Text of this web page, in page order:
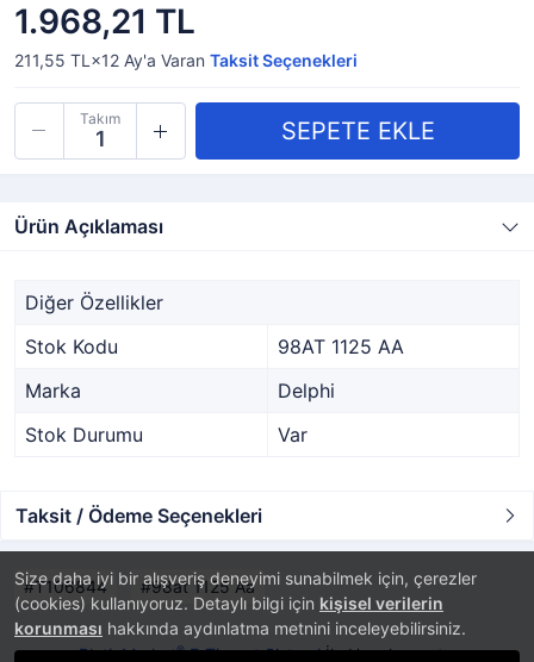
Size daha iyi bir alışveriş deneyimi sunabilmek için, çerezler
(cookies) kullanıyoruz. Detaylı bilgi için kişisel verilerin
korunması hakkında aydınlatma metnini inceleyebilirsiniz.
1.968,21 TL
211,55 TL×12 Ay'a Varan Taksit Seçenekleri
Takım
Ürün Açıklaması
Diğer Özellikler
Stok Kodu
98AT 1125 AA
Marka
Delphi
Stok Durumu
Var
Taksit / Ödeme Seçenekleri
T106844 98at 1125 Aa
PlatinMarket®E-Ticaret Sistemiİle Hazırlanmıştır.